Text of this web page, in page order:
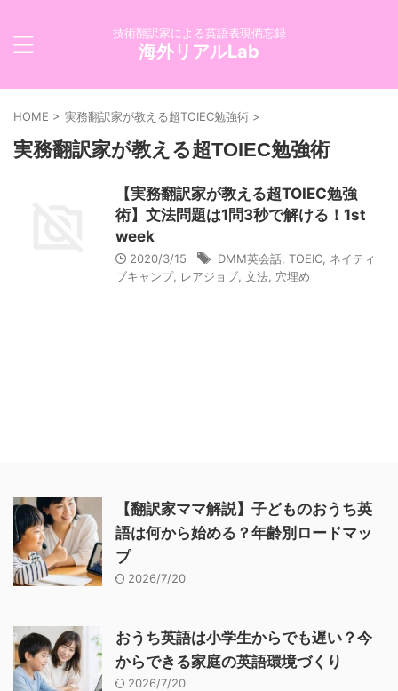
技術翻訳家による英語表現備忘録
海外リアルLab
HOME > 実務翻訳家が教える超TOIEC勉強術 >
実務翻訳家が教える超TOIEC勉強術
【実務翻訳家が教える超TOIEC勉強
術】文法問題は1問3秒で解ける！1st
week
2020/3/15 DMM英会話 TOEIC ネイティ
ブキャンプ, レアジョブ 文法 穴埋め
【翻訳家ママ解説】子どものおうち英
語は何から始める？年齢別ロードマッ
プ
2026/7/20
おうち英語は小学生からでも遅い？今
からできる家庭の英語環境づくり
2026/7/20